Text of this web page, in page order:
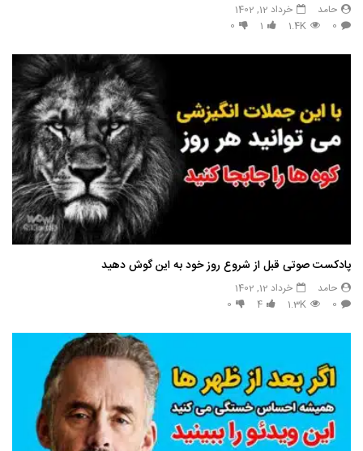
حامد
خرداد 12, 1402
0
1.4K
1
0
پادکست صوتی قبل از شروع روز خود به این گوش دهید
حامد
خرداد 12, 1402
0
1.3K
4
0